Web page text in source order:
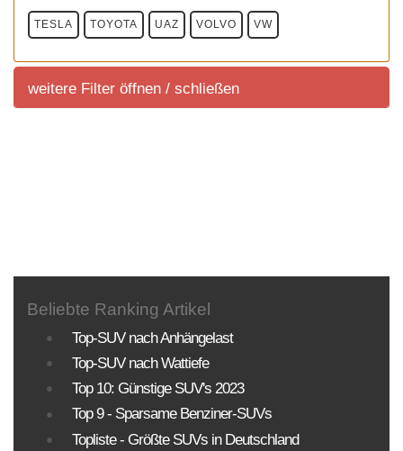
TESLA TOYOTA UAZ VOLVO VW
weitere Filter öffnen / schließen
KLASSEN MOTORISIERUNG
Sortierung SUV Datenbank
Die Sortierungsmöglichkeit umfasst alle SUV-
Beliebte Ranking Artikel
Top-SUV nach Anhängelast
Top-SUV nach Wattiefe
Top 10: Günstige SUV's 2023
Top 9 - Sparsame Benziner-SUVs
Topliste - Größte SUVs in Deutschland